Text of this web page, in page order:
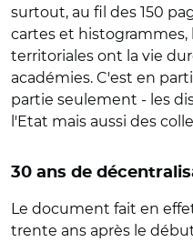
surtout, au fil des 150
cartes et histogrammes,
territoriales ont la vie
académies. C'est en
partie seulement - les
l'Etat mais aussi des
30 ans de
Le document fait en
trente ans après le